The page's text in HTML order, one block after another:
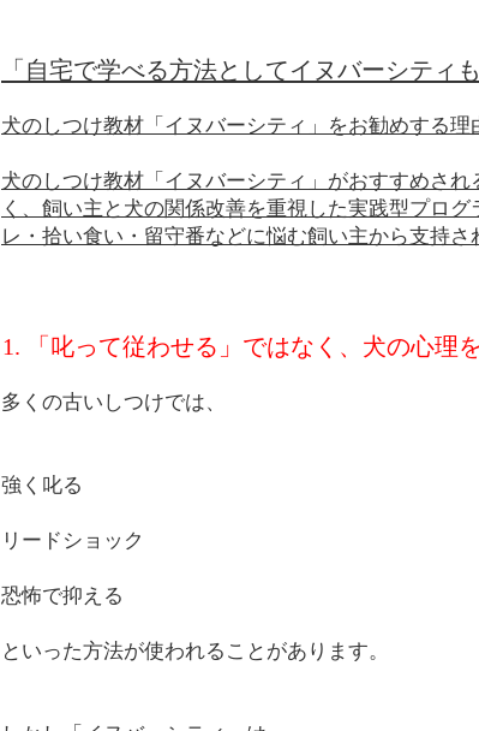
「自宅で学べる方法としてイヌバーシティ
犬のしつけ教材「イヌバーシティ」をお勧めする理
犬のしつけ教材「イヌバーシティ」がおすすめさ
く、飼い主と犬の関係改善を重視した実践型プロ
レ・拾い食い・留守番などに悩む飼い主から支持さ
1. 「叱って従わせる」ではなく、犬の心理
多くの古いしつけでは、
強く叱る
リードショック
恐怖で抑える
といった方法が使われることがあります。